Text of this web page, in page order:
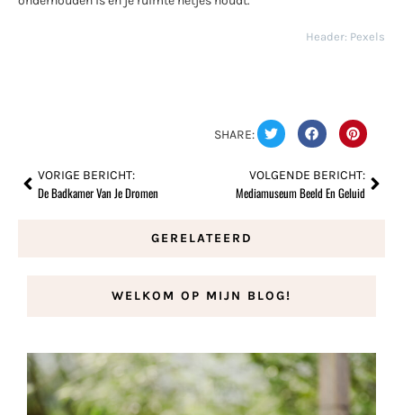
Header: Pexels
SHARE:
VORIGE BERICHT:
De Badkamer Van Je Dromen
VOLGENDE BERICHT:
Mediamuseum Beeld En Geluid
GERELATEERD
WELKOM OP MIJN BLOG!